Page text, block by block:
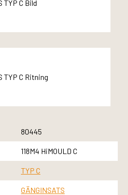
80445
118M4 HiMOULD C
TYP C
GÄNGINSATS